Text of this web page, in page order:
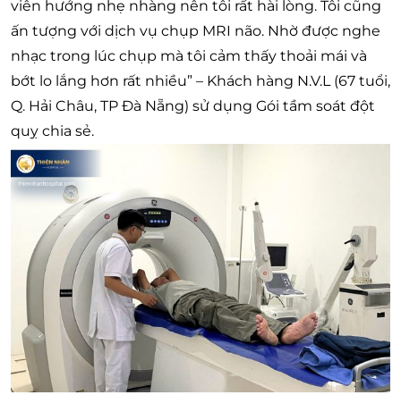
viên hướng nhẹ nhàng nên tôi rất hài lòng. Tôi cũng
ấn tượng với dịch vụ chụp MRI não. Nhờ được nghe
nhạc trong lúc chụp mà tôi cảm thấy thoải mái và
bớt lo lắng hơn rất nhiều” – Khách hàng N.V.L (67 tuổi,
Q. Hải Châu, TP Đà Nẵng) sử dụng Gói tầm soát đột
quỵ chia sẻ.